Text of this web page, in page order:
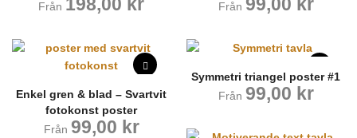
Från
Från
Enkel gren & blad – Svartvit
fotokonst poster
Från 99,00 kr
Symmetri triangel poster #1
Från 99,00 kr